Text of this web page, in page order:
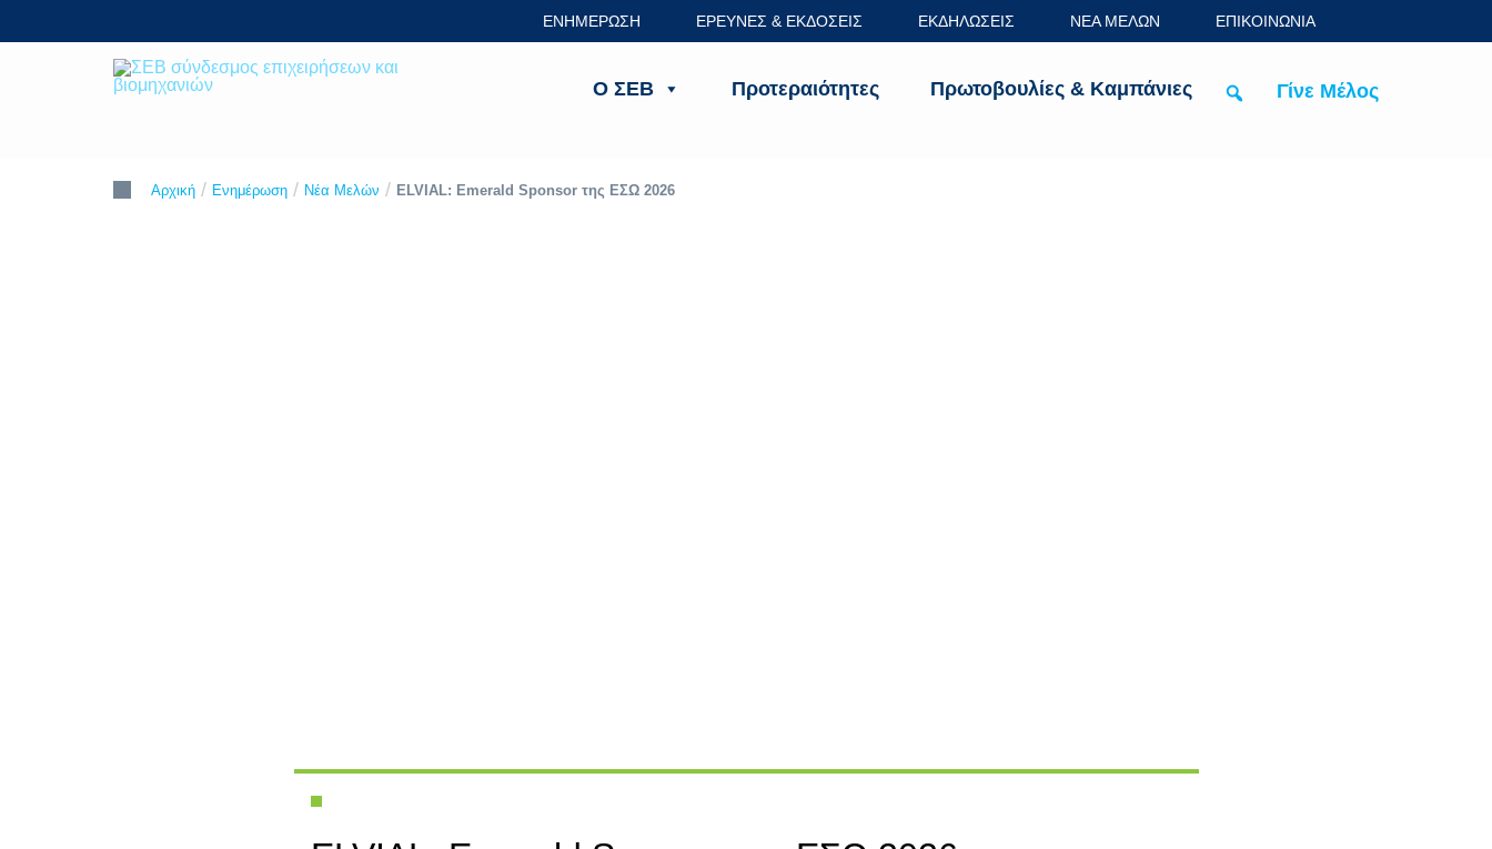
content
ΕΝΗΜΕΡΩΣΗ ΕΡΕΥΝΕΣ & ΕΚΔΟΣΕΙΣ ΕΚΔΗΛΩΣΕΙΣ ΝΕΑ ΜΕΛΩΝ ΕΠΙΚΟΙΝΩΝΙΑ
Ο ΣΕΒ Προτεραιότητες Πρωτοβουλίες & Καμπάνιες Γίνε Μέλος
Αρχική / Ενημέρωση / Νέα Μελών / ELVIAL: Emerald Sponsor της ΕΣΩ 2026